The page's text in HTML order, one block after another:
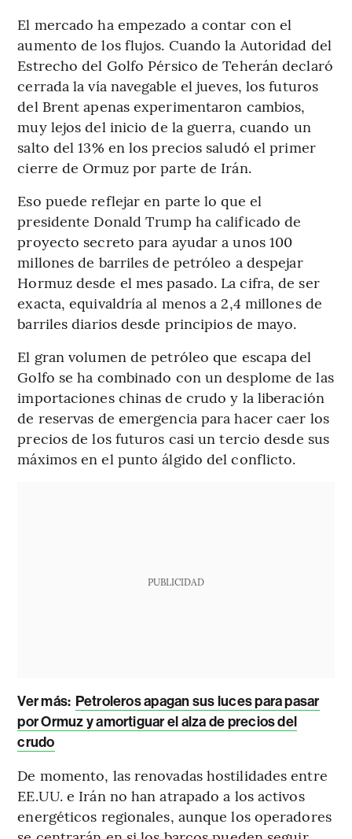
El mercado ha empezado a contar con el
aumento de los flujos. Cuando la Autoridad del
Estrecho del Golfo Pérsico de Teherán declaró
cerrada la vía navegable el jueves, los futuros
del Brent apenas experimentaron cambios,
muy lejos del inicio de la guerra, cuando un
salto del 13% en los precios saludó el primer
cierre de Ormuz por parte de Irán.
Eso puede reflejar en parte lo que el
presidente Donald Trump ha calificado de
proyecto secreto para ayudar a unos 100
millones de barriles de petróleo a despejar
Hormuz desde el mes pasado. La cifra, de ser
exacta, equivaldría al menos a 2,4 millones de
barriles diarios desde principios de mayo.
El gran volumen de petróleo que escapa del
Golfo se ha combinado con un desplome de las
importaciones chinas de crudo y la liberación
de reservas de emergencia para hacer caer los
precios de los futuros casi un tercio desde sus
máximos en el punto álgido del conflicto.
PUBLICIDAD
Ver más: Petroleros apagan sus luces para pasar
por Ormuz y amortiguar el alza de precios del
crudo
De momento, las renovadas hostilidades entre
EE.UU. e Irán no han atrapado a los activos
energéticos regionales, aunque los operadores